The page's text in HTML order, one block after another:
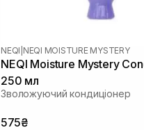
NEQI NEQI MOISTURE MYSTERY
NEQI Moisture Mystery
250 мл
Зволожуючий кондиціонер
575₴